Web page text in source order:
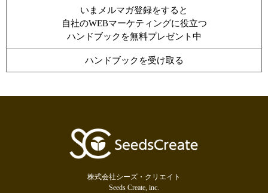
いまメルマガ登録をすると
自社のWEBマーケティングに役立つ
ハンドブックを無料プレゼント中
ハンドブックを受け取る
株式会社シーズ・クリエイト
Seeds Create, inc.